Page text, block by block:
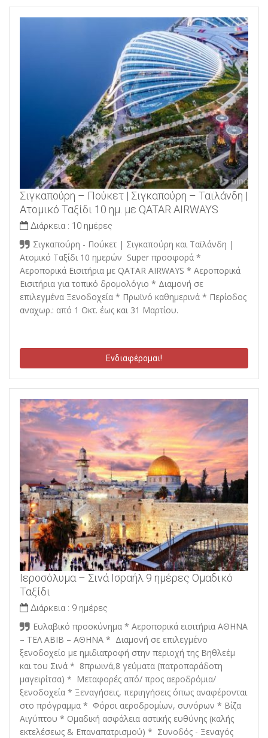
Σιγκαπούρη – Πούκετ | Σιγκαπούρη – Ταϊλάνδη |
Ατομικό Ταξίδι 10 ημ. με QATAR AIRWAYS
Διάρκεια : 10 ημέρες
Σιγκαπούρη - Πούκετ | Σιγκαπούρη και Ταϊλάνδη |
Ατομικό Ταξίδι 10 ημερών Super προσφορά *
Αεροπορικά Εισιτήρια με QATAR AIRWAYS * Αεροπορικά
Εισιτήρια για τοπικό δρομολόγιο * Διαμονή σε
επιλεγμένα Ξενοδοχεία * Πρωϊνό καθημερινά * Περίοδος
αναχωρ.: από 1 Οκτ. έως και 31 Μαρτίου.
Ενδιαφέρομαι!
Ιεροσόλυμα – Σινά Ισραήλ 9 ημέρες Ομαδικό
Ταξίδι
Διάρκεια : 9 ημέρες
Ευλαβικό προσκύνημα * Αεροπορικά εισιτήρια ΑΘΗΝΑ
– ΤΕΛ ΑΒΙΒ – ΑΘΗΝΑ * Διαμονή σε επιλεγμένο
ξενοδοχείο με ημιδιατροφή στην περιοχή της Βηθλεέμ
και του Σινά * 8πρωινά,8 γεύματα (πατροπαράδοτη
μαγειρίτσα) * Μεταφορές από/ προς αεροδρόμια/
ξενοδοχεία * Ξεναγήσεις, περιηγήσεις όπως αναφέρονται
στο πρόγραμμα * Φόροι αεροδρομίων, συνόρων * Βίζα
Αιγύπτου * Ομαδική ασφάλεια αστικής ευθύνης (καλής
εκτελέσεως & Επαναπατρισμού) * Συνοδός - Ξεναγός